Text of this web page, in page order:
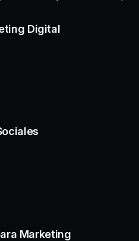
Digital
Marketing